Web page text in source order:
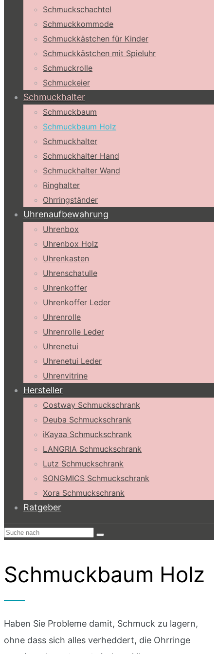
Schmuckschachtel
Schmuckkommode
Schmuckkästchen für Kinder
Schmuckkästchen mit Spieluhr
Schmuckrolle
Schmuckeier
Schmuckhalter
Schmuckbaum
Schmuckbaum Holz
Schmuckhalter
Schmuckhalter Hand
Schmuckhalter Wand
Ringhalter
Ohrringständer
Uhrenaufbewahrung
Uhrenbox
Uhrenbox Holz
Uhrenkasten
Uhrenschatulle
Uhrenkoffer
Uhrenkoffer Leder
Uhrenrolle
Uhrenrolle Leder
Uhrenetui
Uhrenetui Leder
Uhrenvitrine
Hersteller
Costway Schmuckschrank
Deuba Schmuckschrank
iKayaa Schmuckschrank
LANGRIA Schmuckschrank
Lutz Schmuckschrank
SONGMICS Schmuckschrank
Xora Schmuckschrank
Ratgeber
Schmuckbaum Holz
Haben Sie Probleme damit, Schmuck zu lagern,
ohne dass sich alles verheddert, die Ohrringe